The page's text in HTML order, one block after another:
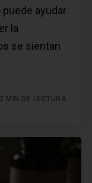
ayudar
la
se sientan
MIN DE LECTURA